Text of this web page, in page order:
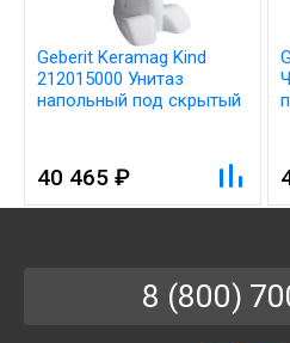
Geberit Keramag Kind
212015000 Унитаз
напольный под скрытый
40 465 ₽
8 (800)